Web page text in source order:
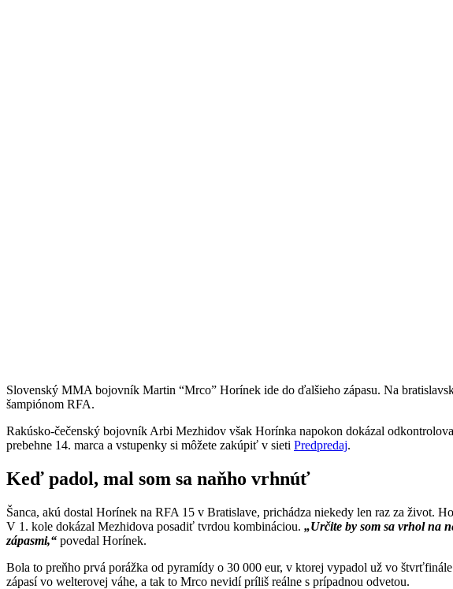
Slovenský MMA bojovník Martin “Mrco” Horínek ide do ďalšieho zápasu. Na
šampiónom RFA.
Rakúsko-čečenský bojovník Arbi Mezhidov však Horínka napokon dokázal
prebehne 14. marca a vstupenky si môžete zakúpiť v sieti Predpredaj.
Keď padol, mal som sa naňho vrhnúť
Šanca, akú dostal Horínek na RFA 15 v Bratislave, prichádza niekedy len raz za život.
V 1. kole dokázal Mezhidova posadiť tvrdou kombináciou. „Určite by som sa vrhol na
zápasmi,“ povedal Horínek.
Bola to preňho prvá porážka od pyramídy o 30 000 eur, v ktorej vypadol už vo
zápasí vo welterovej váhe, a tak to Mrco nevidí príliš reálne s prípadnou odvetou.